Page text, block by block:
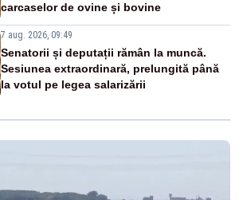
carcaselor de ovine și bovine
7 aug. 2026, 09:49
Senatorii și deputații rămân la muncă.
Sesiunea extraordinară, prelungită până
la votul pe legea salarizării